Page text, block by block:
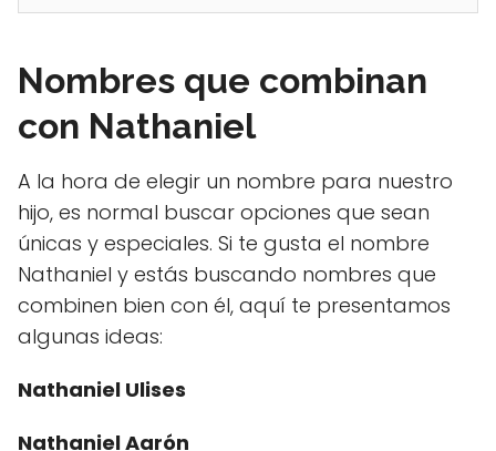
Nombres que combinan
con Nathaniel
A la hora de elegir un nombre para nuestro
hijo, es normal buscar opciones que sean
únicas y especiales. Si te gusta el nombre
Nathaniel y estás buscando nombres que
combinen bien con él, aquí te presentamos
algunas ideas:
Nathaniel Ulises
Nathaniel Aarón